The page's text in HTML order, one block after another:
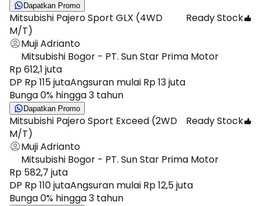
Dapatkan Promo
Mitsubishi Pajero Sport GLX (4WD
M/T)
Ready Stock
Muji Adrianto
Mitsubishi Bogor - PT. Sun Star Prima Motor
Rp 612,1 juta
DP Rp 115 jutaAngsuran mulai Rp 13 juta
Bunga 0% hingga 3 tahun
Dapatkan Promo
Mitsubishi Pajero Sport Exceed (2WD
M/T)
Ready Stock
Muji Adrianto
Mitsubishi Bogor - PT. Sun Star Prima Motor
Rp 582,7 juta
DP Rp 110 jutaAngsuran mulai Rp 12,5 juta
Bunga 0% hingga 3 tahun